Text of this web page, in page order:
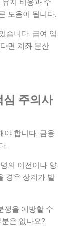
지 비용과 수
도움이 됩니다.
습니다. 급여 입
면 계좌 분산
심 주의사
야 합니다. 금융
.
의 이전이나 양
경우 상계가 발
쟁을 예방할 수
은 없나요?